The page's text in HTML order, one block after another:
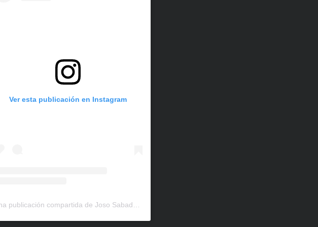
Ver esta publicación en Instagram